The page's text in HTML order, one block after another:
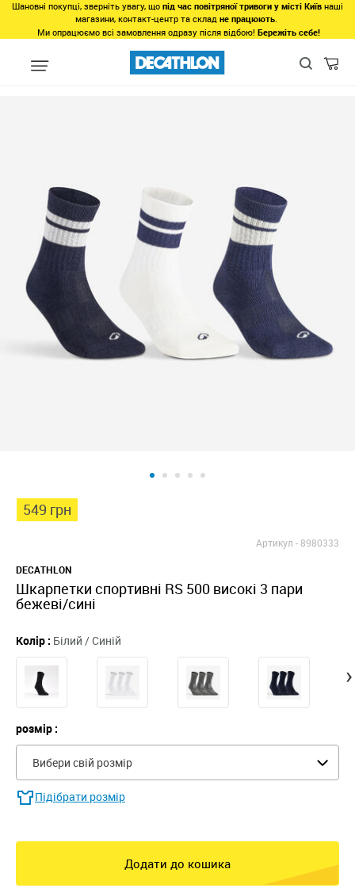
Шановні покупці, зверніть увагу, що під час повітряної тривоги у місті Київ наші
магазини, контакт-центр та склад не працюють.
Ми опрацюємо всі замовлення одразу після відбою! Бережіть себе!
Регіон Жінкам у Львові Одяг у Львові Нижня білизна у
549 грн
Артикул -8980333
DECATHLON
Шкарпетки спортивні RS 500 високі 3 пари
бежеві/сині
Колір : Білий / Синій
›
розмір :
Вибери свій розмір
Підібрати розмір
Додати до кошика